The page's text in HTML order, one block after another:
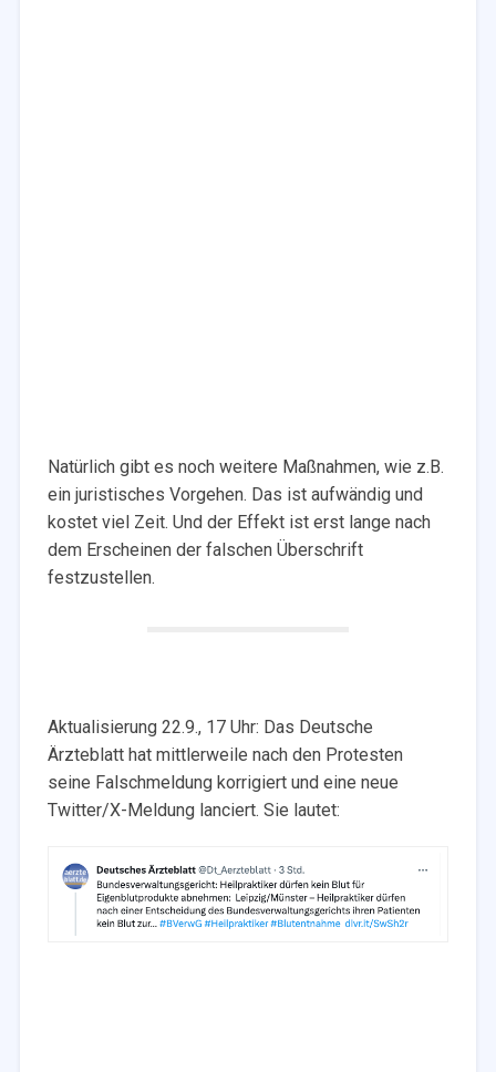
Natürlich gibt es noch weitere Maßnahmen, wie z.B.
ein juristisches Vorgehen. Das ist aufwändig und
kostet viel Zeit. Und der Effekt ist erst lange nach
dem Erscheinen der falschen Überschrift
festzustellen.
Aktualisierung 22.9., 17 Uhr: Das Deutsche
Ärzteblatt hat mittlerweile nach den Protesten
seine Falschmeldung korrigiert und eine neue
Twitter/X-Meldung lanciert. Sie lautet: